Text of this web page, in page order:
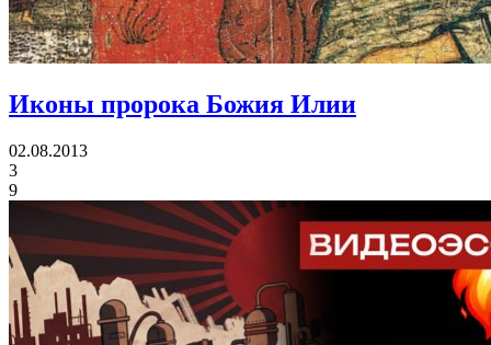
Иконы пророка Божия Илии
02.08.2013
3
9